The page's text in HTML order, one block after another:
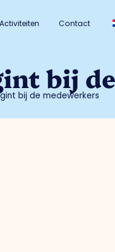
Activiteiten Contact
bij
bij de medewerkers